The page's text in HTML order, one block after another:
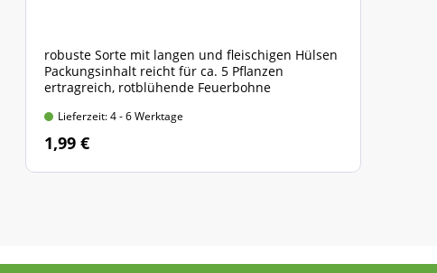
robuste Sorte mit langen und fleischigen Hülsen
Packungsinhalt reicht für ca. 5 Pflanzen
ertragreich, rotblühende Feuerbohne
Lieferzeit: 4 - 6 Werktage
1,99 €